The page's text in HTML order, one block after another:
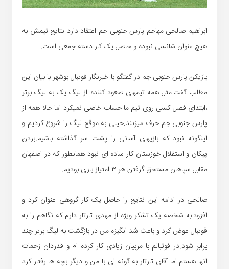
ابراهیم صالحی مهاجم پارس جنوبی جم اعتقاد دارد نتایج تیمش به
هیچ عنوان شانسی نبوده و حاصل یک کار دسته جمعی است.
بازیکن پارس جنوبی جم در گفتگو با خبرنگار فوتبال بوشهر با بیان این
مطلب گفت:مثل همه تیمهای صعود کننده از لیگ یک به لیگ برتر
،ابتدای فصل کسی روی تیم ما حساب خاصی نمیکرد اما حالا همه از
پارس جنوبی جم حرف میزنند.خیلی به موقع لیگ را شروع کردیم و
اینگونه نبود که بازیهای آسانی را پشت سر گذاشته باشیم.بردن
پیکان و استقلال خوزستان کار ساده ای نبود همانطور که در اصفهان
مقابل سپاهان مستحق گرفتن هر ۳ امتیاز بازی بودیم.
صالحی در ادامه این نتایج را حاصل یک کار گروهی عنوان کرد و
افزود:به شخصه یک تشکر ویژه از مهدی تارتار دارم که نگاهم را به
فوتبال عوض کرد و باعث شد انگیزه من در بازگشت به لیگ برتر چند
برابر شود.در فوتبالم با مربیان زیادی کار کرده ام و قدردان زحمات
انها هستم اما آقای تارتار به گونه ای با من و دیگر بچه ها رفتار کرد